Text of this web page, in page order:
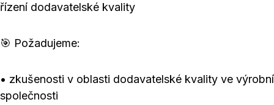
řízení dodavatelské kvality
🎯 Požadujeme:
• zkušenosti v oblasti dodavatelské kvality ve výrobní
společnosti